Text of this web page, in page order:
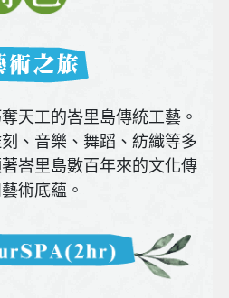
天工的峇里島傳統工藝。
、音樂、舞蹈、紡織等多
峇里島數百年來的文化傳
術底蘊。